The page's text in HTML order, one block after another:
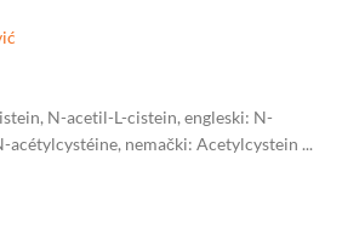
N-acetil-L-cistein, engleski: N-
nemački: Acetylcystein ...